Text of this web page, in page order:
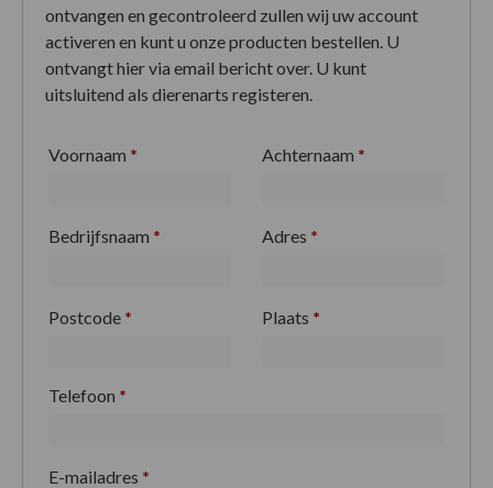
ontvangen en gecontroleerd zullen wij uw account
activeren en kunt u onze producten bestellen. U
ontvangt hier via email bericht over. U kunt
uitsluitend als dierenarts registeren.
Voornaam * Achternaam *
Bedrijfsnaam * Adres *
Postcode * Plaats *
Telefoon *
E-mailadres *